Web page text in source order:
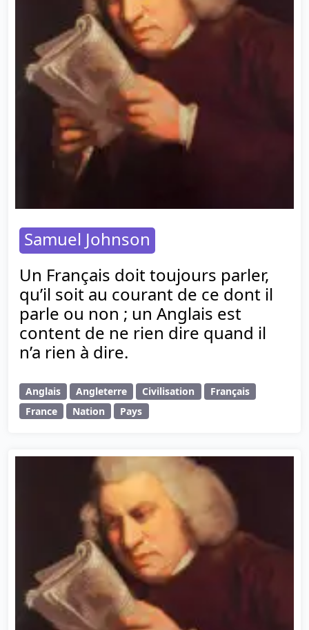
Samuel Johnson
Un Français doit toujours parler,
qu’il soit au courant de ce dont il
parle ou non ; un Anglais est
content de ne rien dire quand il
n’a rien à dire.
Anglais Angleterre Civilisation
Français
France
Nation Pays